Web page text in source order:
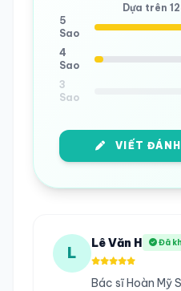
Dựa trên
5
Sao
4
Sao
3
Sao
VIẾT
L
Lê Văn H Đã
Bác sĩ Hoàn Mỹ